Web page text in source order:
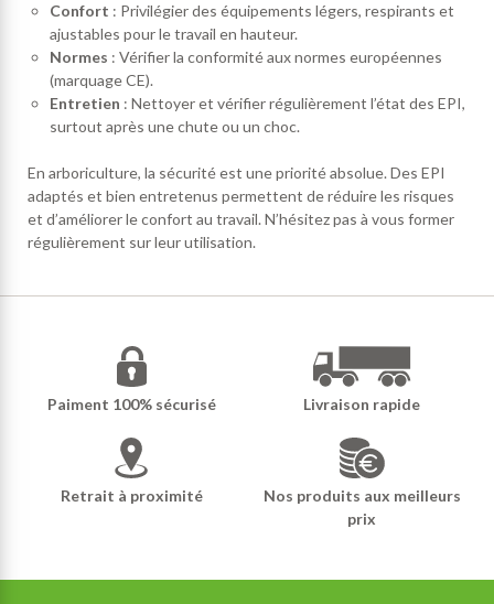
Confort : Privilégier des équipements légers, respirants et
ajustables pour le travail en hauteur.
Normes : Vérifier la conformité aux normes européennes
(marquage CE).
Entretien : Nettoyer et vérifier régulièrement l’état des EPI,
surtout après une chute ou un choc.
En arboriculture, la sécurité est une priorité absolue. Des EPI
adaptés et bien entretenus permettent de réduire les risques
et d’améliorer le confort au travail. N’hésitez pas à vous former
régulièrement sur leur utilisation.
Paiment 100% sécurisé Livraison rapide
Retrait à proximité
Nos produits aux meilleurs
prix